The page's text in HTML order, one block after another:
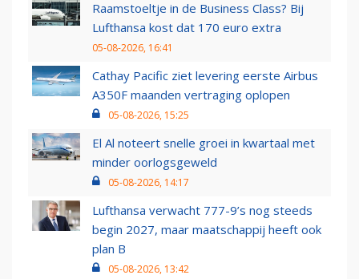
Raamstoeltje in de Business Class? Bij
Lufthansa kost dat 170 euro extra
05-08-2026, 16:41
Cathay Pacific ziet levering eerste Airbus
A350F maanden vertraging oplopen
05-08-2026, 15:25
El Al noteert snelle groei in kwartaal met
minder oorlogsgeweld
05-08-2026, 14:17
Lufthansa verwacht 777-9’s nog steeds
begin 2027, maar maatschappij heeft ook
plan B
05-08-2026, 13:42